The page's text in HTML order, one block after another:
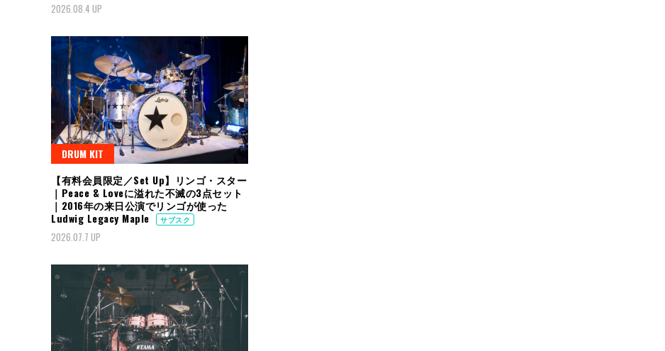
2026.08.4 UP
DRUM KIT
【有料会員限定／Set Up】リンゴ・スター
｜Peace & Loveに溢れた不滅の3点セット
｜2016年の来日公演でリンゴが使った
Ludwig Legacy Maple
サブスク
2026.07.7 UP